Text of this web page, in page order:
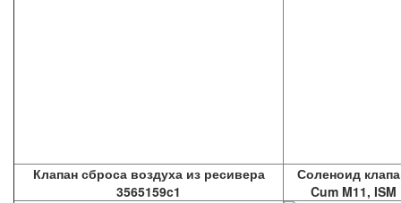
Клапан сброса воздуха из ресивера
3565159c1
Соленоид
Cum M11,